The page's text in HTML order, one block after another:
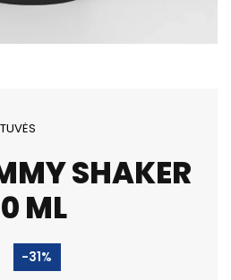
SHAKER
ML
-31%